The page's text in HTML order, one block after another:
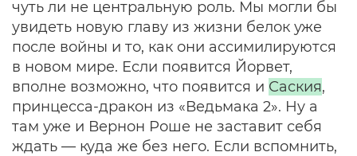
чуть ли не центральную роль. Мы могли бы
увидеть новую главу из жизни белок уже
после войны и то, как они ассимилируются
в новом мире. Если появится Йорвет,
вполне возможно, что появится и Саския,
принцесса-дракон из «Ведьмака 2». Ну а
там уже и Вернон Роше не заставит себя
ждать — куда же без него. Если вспомнить,